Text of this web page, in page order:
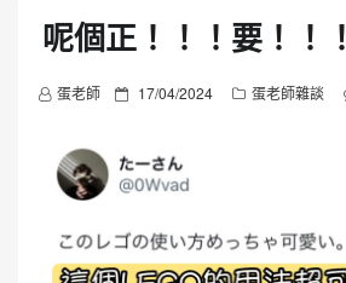
呢個正！！！要！！！
蛋老師
P
t
d
o
17/04/2024 蛋老師雜談